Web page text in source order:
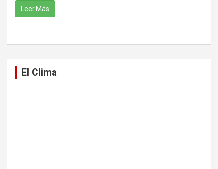
Leer Más
El Clima